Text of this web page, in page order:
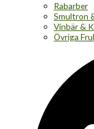
Rabarber
Smultron
Vinbär &
Övriga